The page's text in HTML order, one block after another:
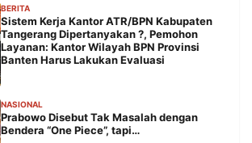
BERITA
Sistem Kerja Kantor ATR/BPN Kabupaten
Tangerang Dipertanyakan ?, Pemohon
Layanan: Kantor Wilayah BPN Provinsi
Banten Harus Lakukan Evaluasi
NASIONAL
Prabowo Disebut Tak Masalah dengan
Bendera “One Piece”, tapi…